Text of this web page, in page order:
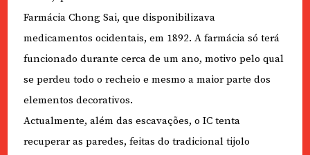
Farmácia Chong Sai, que disponibilizava
medicamentos ocidentais, em 1892. A farmácia só terá
funcionado durante cerca de um ano, motivo pelo qual
se perdeu todo o recheio e mesmo a maior parte dos
elementos decorativos.
Actualmente, além das escavações, o IC tenta
recuperar as paredes, feitas do tradicional tijolo